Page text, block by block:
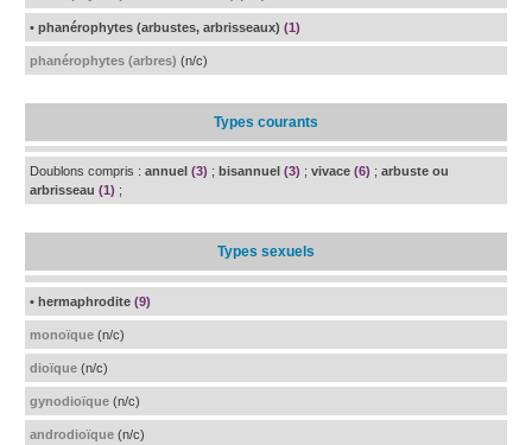
• phanérophytes (arbustes, arbrisseaux) (1)
phanérophytes (arbres) (n/c)
Types courants
Doublons compris : annuel (3) ; bisannuel (3) ; vivace (6) ; arbuste ou
arbrisseau (1) ;
Types sexuels
• hermaphrodite (9)
monoïque (n/c)
dioïque (n/c)
gynodioïque (n/c)
androdioïque (n/c)